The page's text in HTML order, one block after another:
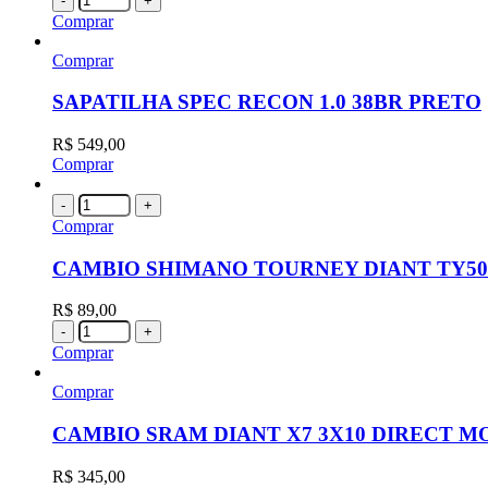
Comprar
Comprar
SAPATILHA SPEC RECON 1.0 38BR PRETO
R$ 549,00
Comprar
- +
Comprar
CAMBIO SHIMANO TOURNEY DIANT
R$ 89,00
- +
Comprar
Comprar
CAMBIO SRAM DIANT X7 3X10 DIRECT
R$ 345,00